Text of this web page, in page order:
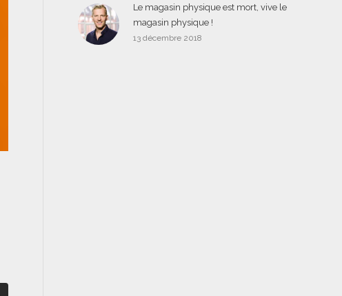
Le magasin physique est mort, vive le
magasin physique !
13 décembre 2018